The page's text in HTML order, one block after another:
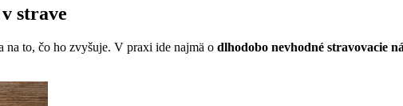
strave
to, čo ho zvyšuje. V praxi ide najmä o dlhodobo nevhodné stravovacie